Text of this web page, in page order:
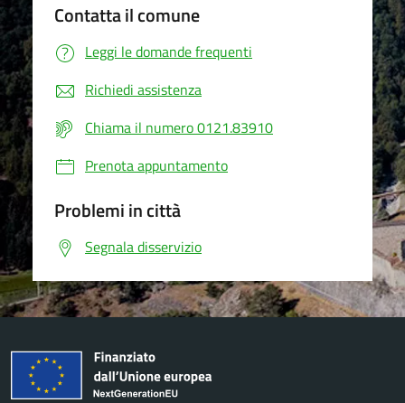
Contatta il comune
Leggi le domande frequenti
Richiedi assistenza
Chiama il numero 0121.83910
Prenota appuntamento
Problemi in città
Segnala disservizio